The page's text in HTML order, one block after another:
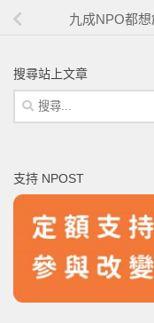
九成NPO都
搜尋站上文章
搜
尋
字:
支持 NPOST